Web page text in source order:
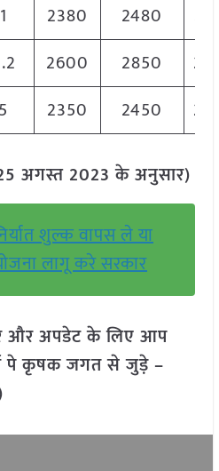
1 2380 2480
2600 2850
5 2350 2450
अगस्त 2023 के अनुसार)
शुल्क वापस ले या
लागू करे सरकार
और अपडेट के लिए आप
पे कृषक जगत से जुड़े –